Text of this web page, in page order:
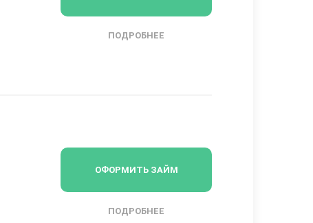
ПОДРОБНЕЕ
ОФОРМИТЬ ЗАЙМ
ПОДРОБНЕЕ